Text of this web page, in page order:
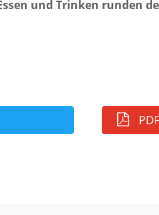
und Trinken runden